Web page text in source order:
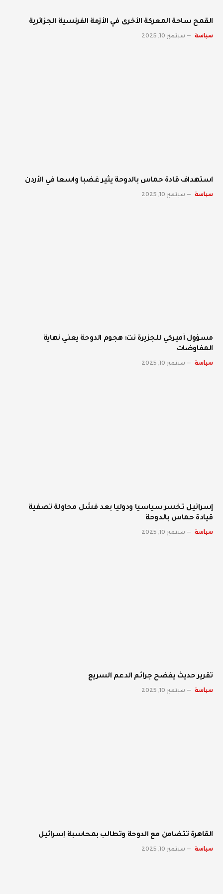
القمح ساحة المعركة الأخرى في الأزمة الفرنسية الجزائرية
سياسة سبتمبر 10, 2025
استهداف قادة حماس بالدوحة يثير غضبا واسعا في الأردن
سياسة سبتمبر 10, 2025
مسؤول أميركي للجزيرة نت: هجوم الدوحة يعني نهاية
المفاوضات
سياسة سبتمبر 10, 2025
إسرائيل تخسر سياسيا ودوليا بعد فشل محاولة تصفية
قيادة حماس بالدوحة
سياسة سبتمبر 10, 2025
تقرير حديث يفضح جرائم الدعم السريع
سياسة سبتمبر 10, 2025
القاهرة تتضامن مع الدوحة وتطالب بمحاسبة إسرائيل
سياسة سبتمبر 10, 2025